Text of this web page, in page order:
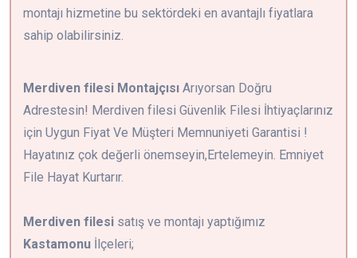
montajı hizmetine bu sektördeki en avantajlı fiyatlara
sahip olabilirsiniz.
Merdiven filesi Montajçısı Arıyorsan Doğru
Adrestesin! Merdiven filesi Güvenlik Filesi İhtiyaçlarınız
için Uygun Fiyat Ve Müşteri Memnuniyeti Garantisi !
Hayatınız çok değerli önemseyin,Ertelemeyin. Emniyet
File Hayat Kurtarır.
Merdiven filesi satış ve montajı yaptığımız
Kastamonu İlçeleri;